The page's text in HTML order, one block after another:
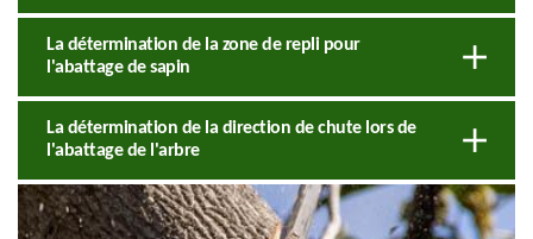
La détermination de la zone de repli pour
l'abattage de sapin
La détermination de la direction de chute lors de
l'abattage de l'arbre